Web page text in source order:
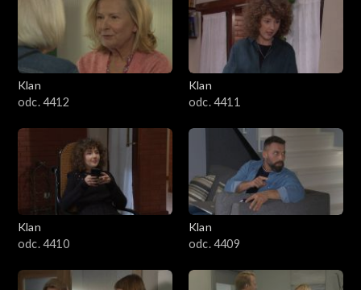
Klan
odc. 4412
Klan
odc. 4411
Klan
odc. 4410
Klan
odc. 4409